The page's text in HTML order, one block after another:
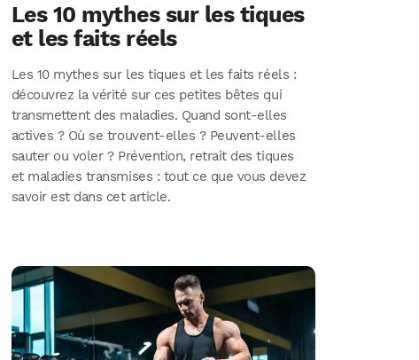
Les 10 mythes sur les tiques
et les faits réels
Les 10 mythes sur les tiques et les faits réels :
découvrez la vérité sur ces petites bêtes qui
transmettent des maladies. Quand sont-elles
actives ? Où se trouvent-elles ? Peuvent-elles
sauter ou voler ? Prévention, retrait des tiques
et maladies transmises : tout ce que vous devez
savoir est dans cet article.